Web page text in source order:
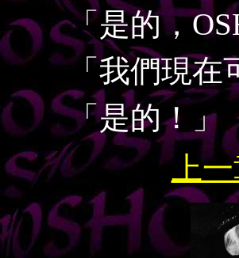
「是的，
「我們現在可
「是的！」
上